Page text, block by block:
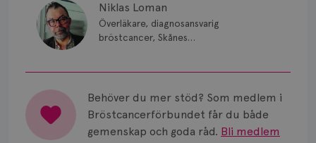
Niklas Loman
Överläkare, diagnosansvarig
bröstcancer, Skånes
Behöver du mer stöd? Som medlem i
Bröstcancerförbundet får du både
gemenskap och goda råd. Bli medlem